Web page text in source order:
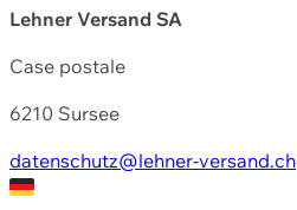
Lehner Versand SA
Case postale
6210 Sursee
datenschutz@lehner-versand.ch